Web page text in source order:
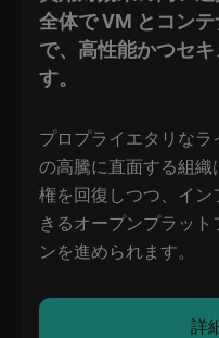
全体で VM とコン
で、高性能かつセ
す。
プロプライエタリなラ
の高騰に直面する組
権を回復しつつ、イ
きるオープンプラッ
ンを進められます。
詳